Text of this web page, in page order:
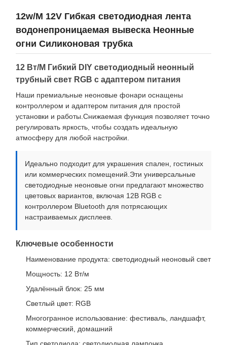
12w/M 12V Гибкая светодиодная лента
водонепроницаемая вывеска Неонные
огни Силиконовая трубка
12 Вт/М Гибкий DIY светодиодный неонный
трубный свет RGB с адаптером питания
Наши премиальные неоновые фонари оснащены
контроллером и адаптером питания для простой
установки и работы.Снижаемая функция позволяет точно
регулировать яркость, чтобы создать идеальную
атмосферу для любой настройки.
Идеально подходит для украшения спален, гостиных
или коммерческих помещений.Эти универсальные
светодиодные неоновые огни предлагают множество
цветовых вариантов, включая 12В RGB с
контроллером Bluetooth для потрясающих
настраиваемых дисплеев.
Ключевые особенности
Наименование продукта: светодиодный неоновый свет
Мощность: 12 Вт/м
Удалённый блок: 25 мм
Светлый цвет: RGB
Многогранное использование: фестиваль, ландшафт,
коммерческий, домашний